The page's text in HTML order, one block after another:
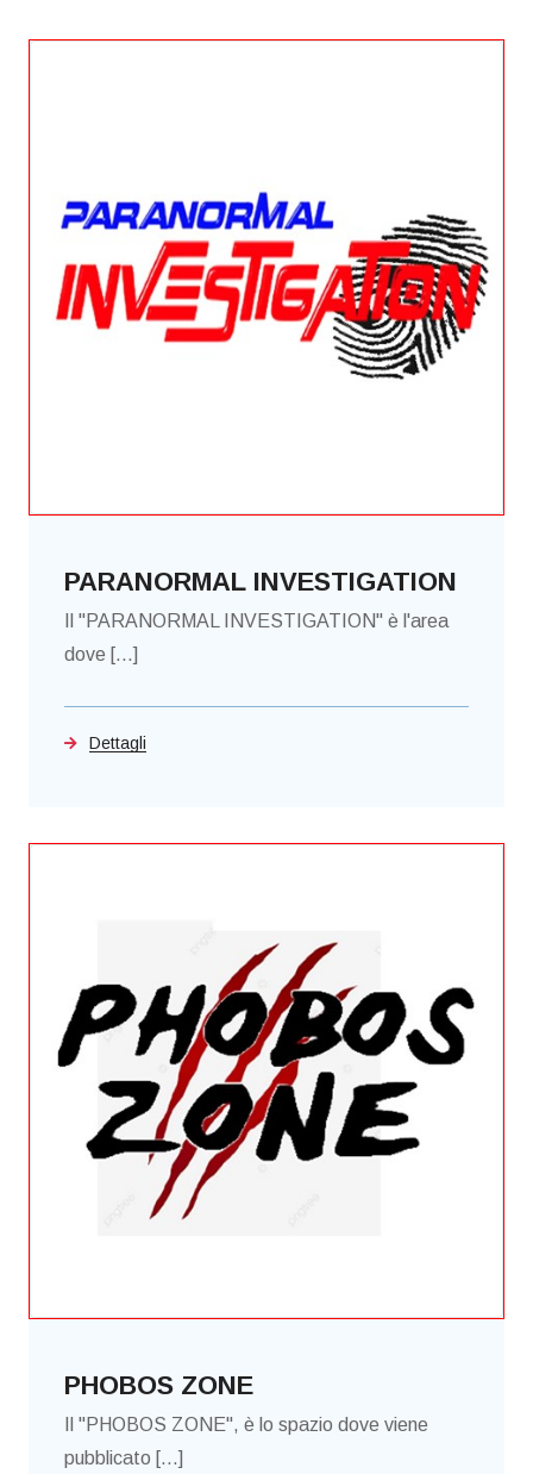
PARANORMAL INVESTIGATION
Il "PARANORMAL INVESTIGATION" è l'area
dove [...]
Dettagli
PHOBOS ZONE
Il "PHOBOS ZONE", è lo spazio dove viene
pubblicato [...]